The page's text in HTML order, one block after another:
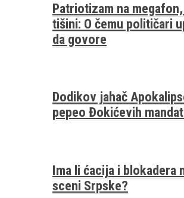
Patriotizam na
tišini: O čemu političari
da govore
Dodikov jahač
pepeo Đokićevih
Ima li ćacija i blokadera
sceni Srpske?